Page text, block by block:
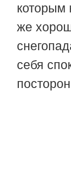
которым
же
себя